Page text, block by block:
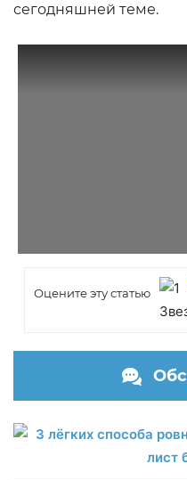
сегодняшней теме.
Оцените эту статью